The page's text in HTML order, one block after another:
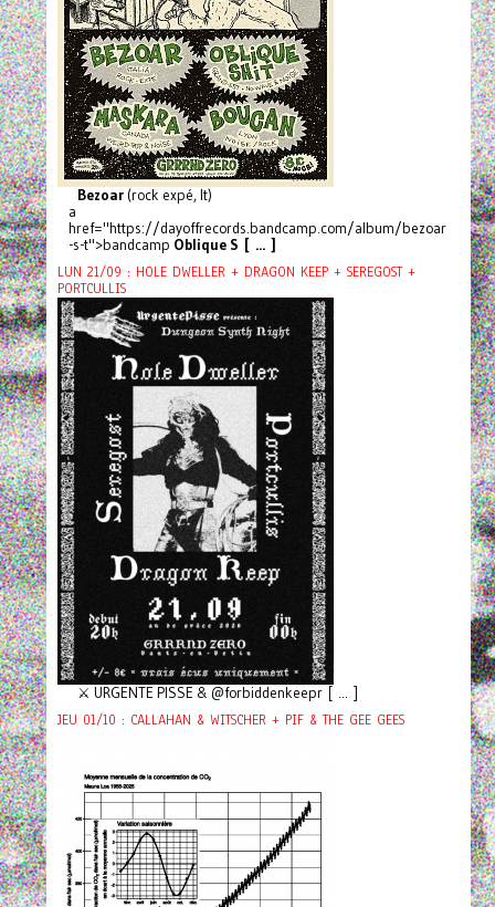
Bezoar(rock expé, It)
a
href="https://dayoffrecords.bandcamp.com/album/bezoar
-s-t">bandcamp Oblique S [ ... ]
LUN 21/09 : HOLE DWELLER + DRAGON KEEP + SEREGOST +
PORTCULLIS
⚔️ URGENTE PISSE & @forbiddenkeepr [ ... ]
JEU 01/10 : CALLAHAN & WITSCHER + PIF & THE GEE GEES